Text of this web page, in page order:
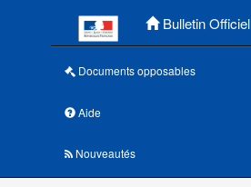
Bulletin Officiel
Documents opposables
Aide
Nouveautés